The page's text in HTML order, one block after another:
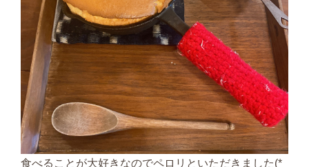
食べることが大好きなのでペロリといただきました(*